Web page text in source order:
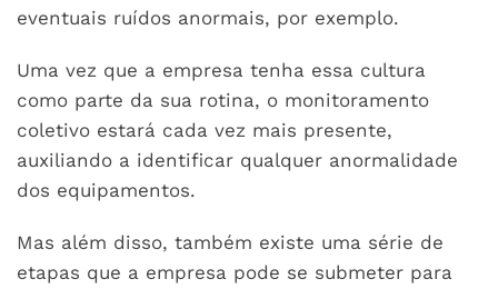
eventuais ruídos anormais, por exemplo.
Uma vez que a empresa tenha essa cultura
como parte da sua rotina, o monitoramento
coletivo estará cada vez mais presente,
auxiliando a identificar qualquer anormalidade
dos equipamentos.
Mas além disso, também existe uma série de
etapas que a empresa pode se submeter para